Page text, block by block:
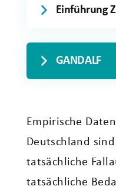
Empirische
Deutschland
tatsächliche
tatsächliche
Einführung
GANDALF